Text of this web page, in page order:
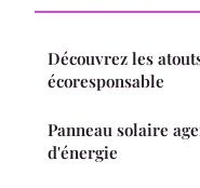
Découvrez les
écoresponsable
Panneau solaire
d'énergie